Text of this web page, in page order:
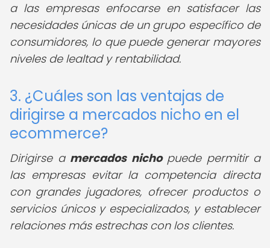
a las empresas enfocarse en satisfacer las
necesidades únicas de un grupo específico de
consumidores, lo que puede generar mayores
niveles de lealtad y rentabilidad.
3. ¿Cuáles son las ventajas de
dirigirse a mercados nicho en el
ecommerce?
Dirigirse a mercados nichopuede permitir a
las empresas evitar la competencia directa
con grandes jugadores, ofrecer productos o
servicios únicos y especializados, y establecer
relaciones más estrechas con los clientes.